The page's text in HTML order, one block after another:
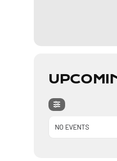
NO EVENTS